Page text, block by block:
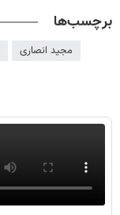
برچسب‌ها
مجید انصاری